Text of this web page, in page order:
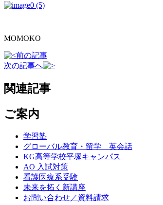
MOMOKO
前の記事
次の記事へ
関連記事
ご案内
学習塾
グローバル教育・留学 英会話
KG高等学校平塚キャンパス
AO 入試対策
看護医療系受験
未来を拓く新講座
お問い合わせ／資料請求